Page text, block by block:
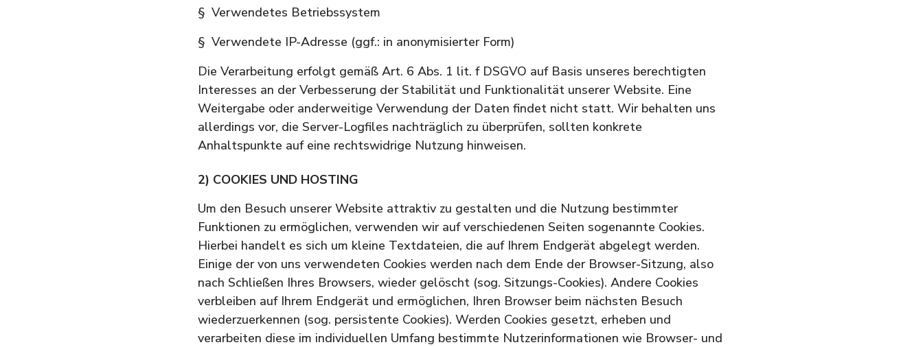
§ Verwendetes Betriebssystem
§ Verwendete IP-Adresse (ggf.: in anonymisierter Form)
Die Verarbeitung erfolgt gemäß Art. 6 Abs. 1 lit. f DSGVO auf Basis unseres berechtigten
Interesses an der Verbesserung der Stabilität und Funktionalität unserer Website. Eine
Weitergabe oder anderweitige Verwendung der Daten findet nicht statt. Wir behalten uns
allerdings vor, die Server-Logfiles nachträglich zu überprüfen, sollten konkrete
Anhaltspunkte auf eine rechtswidrige Nutzung hinweisen.
2) COOKIES UND HOSTING
Um den Besuch unserer Website attraktiv zu gestalten und die Nutzung bestimmter
Funktionen zu ermöglichen, verwenden wir auf verschiedenen Seiten sogenannte Cookies.
Hierbei handelt es sich um kleine Textdateien, die auf Ihrem Endgerät abgelegt werden.
Einige der von uns verwendeten Cookies werden nach dem Ende der Browser-Sitzung, also
nach Schließen Ihres Browsers, wieder gelöscht (sog. Sitzungs-Cookies). Andere Cookies
verbleiben auf Ihrem Endgerät und ermöglichen, Ihren Browser beim nächsten Besuch
wiederzuerkennen (sog. persistente Cookies). Werden Cookies gesetzt, erheben und
verarbeiten diese im individuellen Umfang bestimmte Nutzerinformationen wie Browser- und